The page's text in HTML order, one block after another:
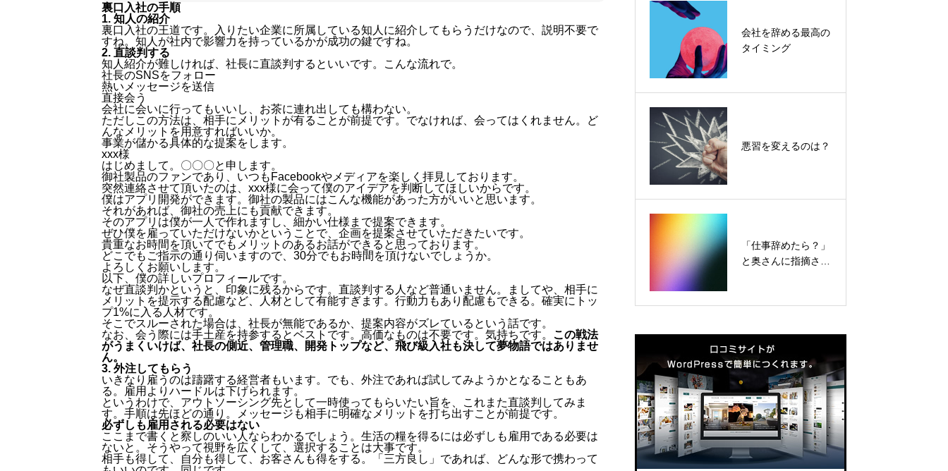
MESSAGE
頭で思い描くイメージを実現する
裏口入社の手順
1. 知人の紹介
裏口入社の王道です。入りたい企業に所属している知人に紹介してもらうだけなので、説明不要で
すね。知人が社内で影響力を持っているかが成功の鍵ですね。
2. 直談判する
知人紹介が難しければ、社長に直談判するといいです。こんな流れで。
社長のSNSをフォロー
熱いメッセージを送信
直接会う
会社に会いに行ってもいいし、お茶に連れ出しても構わない。
ただしこの方法は、相手にメリットが有ることが前提です。でなければ、会ってはくれません。ど
んなメリットを用意すればいいか。
事業が儲かる具体的な提案をします。
xxx様
はじめまして。〇〇〇と申します。
御社製品のファンであり、いつもFacebookやメディアを楽しく拝見しております。
突然連絡させて頂いたのは、xxx様に会って僕のアイデアを判断してほしいからです。
僕はアプリ開発ができます。御社の製品にはこんな機能があった方がいいと思います。
それがあれば、御社の売上にも貢献できます。
そのアプリは僕が一人で作れますし、細かい仕様まで提案できます。
ぜひ僕を雇っていただけないかということで、企画を提案させていただきたいです。
貴重なお時間を頂いてでもメリットのあるお話ができると思っております。
どこでもご指示の通り伺いますので、30分でもお時間を頂けないでしょうか。
よろしくお願いします。
以下、僕の詳しいプロフィールです。
なぜ直談判かというと、印象に残るからです。直談判する人など普通いません。ましてや、相手に
メリットを提示する配慮など、人材として有能すぎます。行動力もあり配慮もできる。確実にトッ
プ1%に入る人材です。
そこでスルーされた場合は、社長が無能であるか、提案内容がズレているという話です。
なお、会う際には手土産を持参するとベストです。高価なものは不要です。気持ちです。 この戦法
がうまくいけば、社長の側近、管理職、開発トップなど、飛び級入社も決して夢物語ではありませ
ん。
3. 外注してもらう
いきなり雇うのは躊躇する経営者もいます。でも、外注であれば試してみようかとなることもあ
る。雇用よりハードルは下げられます。
というわけで、アウトソーシング先として一時使ってもらいたい旨を、これまた直談判してみま
す。手順は先ほどの通り。メッセージも相手に明確なメリットを打ち出すことが前提です。
必ずしも雇用される必要はない
ここまで書くと察しのいい人ならわかるでしょう。生活の糧を得るには必ずしも雇用である必要は
ないと。そうやって視野を広くして、選択することは大事です。
相手も得して、自分も得して、お客さんも得をする。「三方良し」であれば、どんな形で携わって
会社を辞める最高の
タイミング
悪習を変えるのは？
「仕事辞めたら？」
と奥さんに指摘され
昨日よりも今日。前
進することの大切さ
何が自分の「武器」
になる？
リモートワークでも
コミュニケーション